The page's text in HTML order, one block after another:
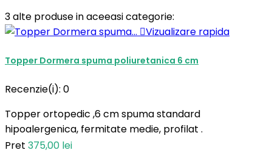
3 alte produse in aceeasi categorie:
Vizualizare rapida
Topper Dormera spuma poliuretanica 6 cm
Recenzie(i): 0
Topper ortopedic ,6 cm spuma standard
hipoalergenica, fermitate medie, profilat .
Pret 375,00 lei